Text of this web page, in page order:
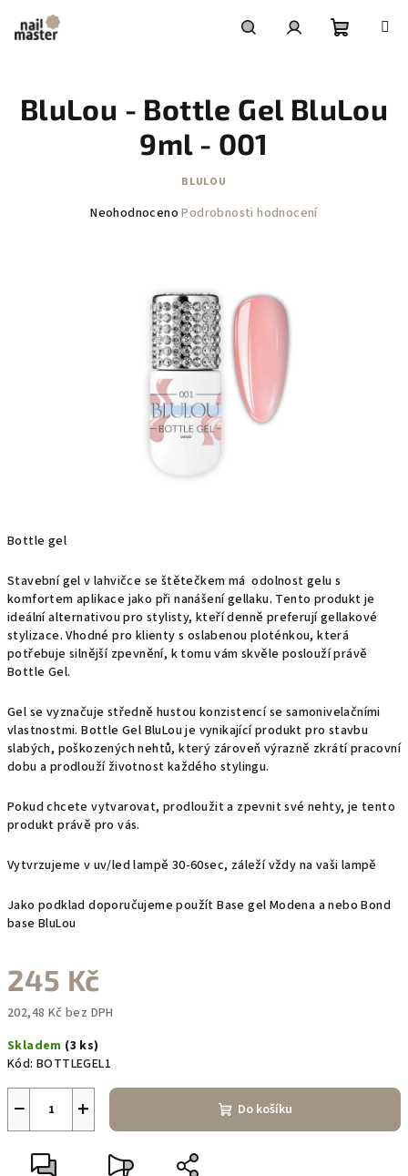
obsah
košík
Bottle gel
Stavební gel v lahvičce se štětečkem má odolnost gelu s
komfortem aplikace jako při nanášení gellaku. Tento produkt je
ideální alternativou pro stylisty, kteří denně preferují gellakové
stylizace. Vhodné pro klienty s oslabenou ploténkou, která
potřebuje silnější zpevnění, k tomu vám skvěle poslouží právě
Bottle Gel.
Gel se vyznačuje středně hustou konzistencí se samonivelačními
vlastnostmi. Bottle Gel BluLou je vynikající produkt pro stavbu
slabých, poškozených nehtů, který zároveň výrazně zkrátí pracovní
dobu a prodlouží životnost každého stylingu.
Pokud chcete vytvarovat, prodloužit a zpevnit své nehty, je tento
produkt právě pro vás.
Vytvrzujeme v uv/led lampě 30-60sec, záleží vždy na vaši lampě
Jako podklad doporučujeme použít Base gel Modena a nebo Bond
base BluLou
245 Kč
202,48 Kč bez DPH
cena:
Skladem (3 ks)
Kód: BOTTLEGEL1
+
− Do košíku
BluLou - Bottle Gel BluLou
9ml - 001
BLULOU
Průměrné
hvězdiček.
Neohodnoceno Podrobnosti hodnocení